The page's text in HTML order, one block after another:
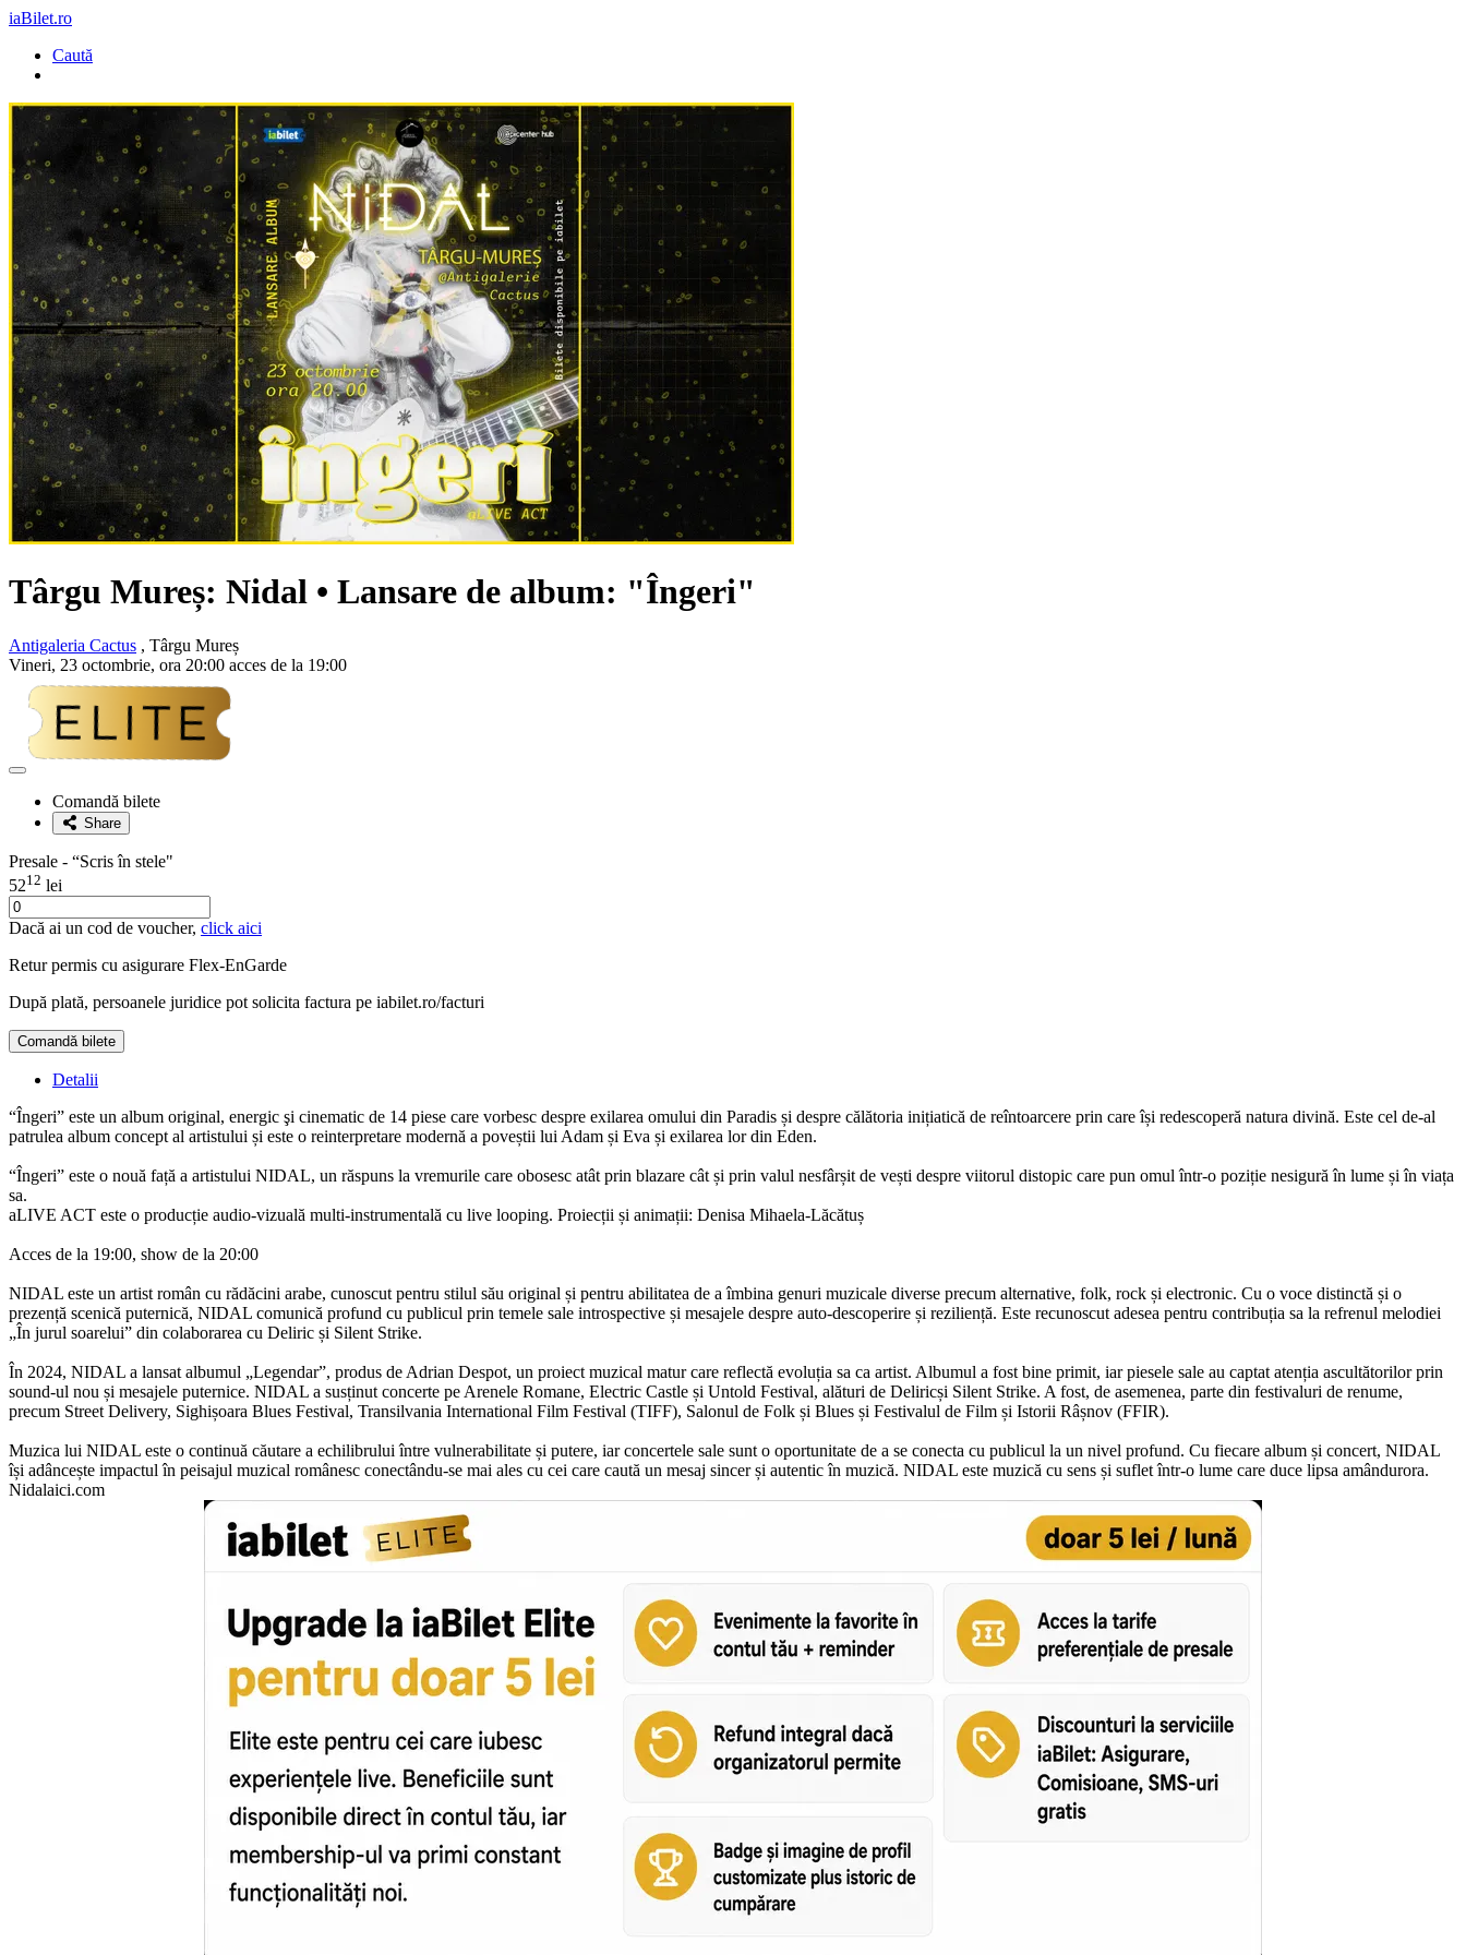
iaBilet.ro
Caută
Târgu Mureș: Nidal • Lansare de album: "Îngeri"
Antigaleria Cactus , Târgu Mureș
Vineri, 23 octombrie, ora 20:00 acces de la 19:00
Adaugă
favoriteComandă bilete
Share
Presale - “Scris în stele"
5212 lei
Dacă ai un cod de voucher, click aici
Retur permis cu asigurare Flex-EnGarde
După plată, persoanele juridice pot solicita factura pe iabilet.ro/facturi
Comandă bilete
Detalii
“Îngeri” este un album original, energic şi cinematic de 14 piese care vorbesc despre exilarea omului din Paradis și despre călătoria inițiatică de reîntoarcere prin care își redescoperă natura divină. Este cel de-al
patrulea album concept al artistului și este o reinterpretare modernă a poveștii lui Adam și Eva și exilarea lor din Eden.
“Îngeri” este o nouă față a artistului NIDAL, un răspuns la vremurile care obosesc atât prin blazare cât și prin valul nesfârșit de vești despre viitorul distopic care pun omul într-o poziție nesigură în lume și în viața
sa.
aLIVE ACT este o producție audio-vizuală multi-instrumentală cu live looping. Proiecții și animații: Denisa Mihaela-Lăcătuș
Acces de la 19:00, show de la 20:00
NIDAL este un artist român cu rădăcini arabe, cunoscut pentru stilul său original și pentru abilitatea de a îmbina genuri muzicale diverse precum alternative, folk, rock și electronic. Cu o voce distinctă și o
prezență scenică puternică, NIDAL comunică profund cu publicul prin temele sale introspective și mesajele despre auto-descoperire și reziliență. Este recunoscut adesea pentru contribuția sa la refrenul melodiei
„În jurul soarelui” din colaborarea cu Deliric și Silent Strike.
În 2024, NIDAL a lansat albumul „Legendar”, produs de Adrian Despot, un proiect muzical matur care reflectă evoluția sa ca artist. Albumul a fost bine primit, iar piesele sale au captat atenția ascultătorilor prin
sound-ul nou și mesajele puternice. NIDAL a susținut concerte pe Arenele Romane, Electric Castle și Untold Festival, alături de Deliricși Silent Strike. A fost, de asemenea, parte din festivaluri de renume,
precum Street Delivery, Sighișoara Blues Festival, Transilvania International Film Festival (TIFF), Salonul de Folk și Blues și Festivalul de Film și Istorii Râșnov (FFIR).
Muzica lui NIDAL este o continuă căutare a echilibrului între vulnerabilitate și putere, iar concertele sale sunt o oportunitate de a se conecta cu publicul la un nivel profund. Cu fiecare album și concert, NIDAL
își adâncește impactul în peisajul muzical românesc conectându-se mai ales cu cei care caută un mesaj sincer și autentic în muzică. NIDAL este muzică cu sens și suflet într-o lume care duce lipsa amândurora.
Nidalaici.com